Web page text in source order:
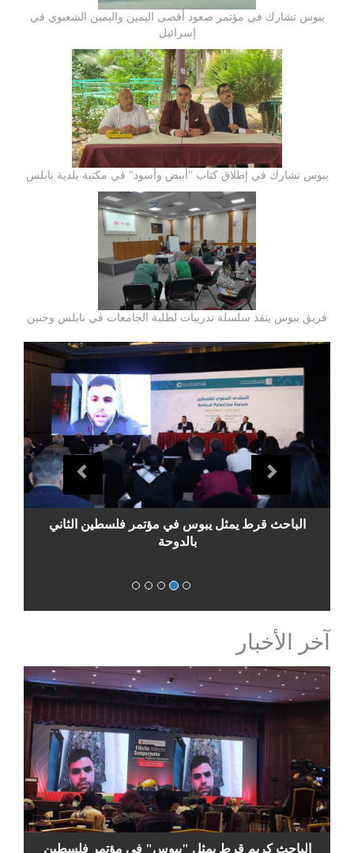
يبوس تشارك في مؤتمر صعود أقصى اليمين واليمين الشعبوي في
إسرائيل
يبوس تشارك في إطلاق كتاب "أبيض وأسود" في مكتبة بلدية نابلس
فريق يبوس ينفذ سلسلة تدريبات لطلبة الجامعات في نابلس وجنين
الباحث قرط يمثل يبوس في مؤتمر فلسطين الثاني
بالدوحة
آخر الأخبار
الباحث كريم قرط يمثل "يبوس" في مؤتمر فلسطين